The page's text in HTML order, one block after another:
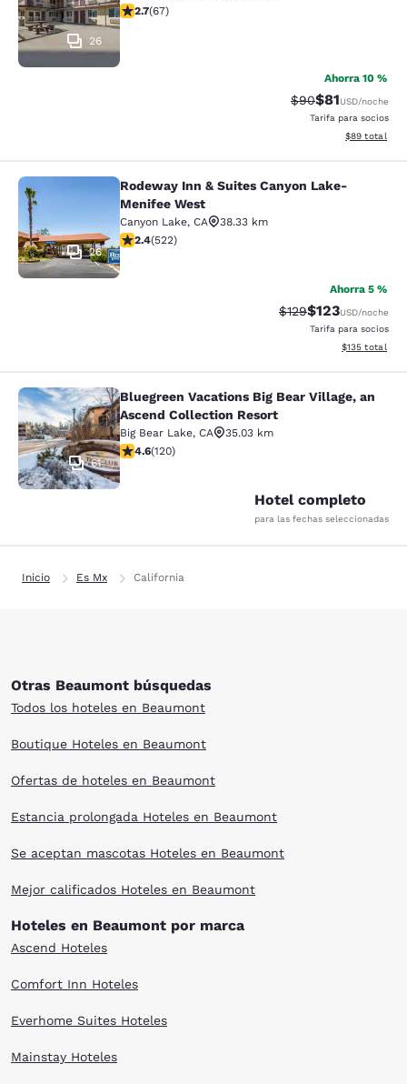
26
calificación de 2.72 estrellas. Feria. 67 reseñas
2.7(67)
Ahorra 10 %
Precio tachado:
$90Precio con
$81USD/noche
Tarifa para socios
Ver detalles
$89 total
Rodeway Inn & Suites Canyon
26
Rodeway Inn & Suites Canyon Lake-
Menifee West
Canyon Lake, CA
38.33 km
calificación de 2.43 estrellas. Feria. 522 reseñas
2.4(522)
Ahorra 5 %
Precio tachado:
$129Precio con
$123USD/noche
Tarifa para socios
Ver detalles
$135 total
Bluegreen Vacations Big Bear
61
Bluegreen Vacations Big Bear Village, an
Ascend Collection Resort
Big Bear Lake, CA
35.03 km
calificación de 4.63 estrellas. Excepcional. 120
4.6(120)
Hotel completo
para las fechas seleccionadas
Inicio Es Mx California
Otras Beaumont búsquedas
Todos los hoteles en Beaumont
Boutique Hoteles en Beaumont
Ofertas de hoteles en Beaumont
Estancia prolongada Hoteles en Beaumont
Se aceptan mascotas Hoteles en Beaumont
Mejor calificados Hoteles en Beaumont
Hoteles en Beaumont por marca
Ascend Hoteles
Comfort Inn Hoteles
Everhome Suites Hoteles
Mainstay Hoteles